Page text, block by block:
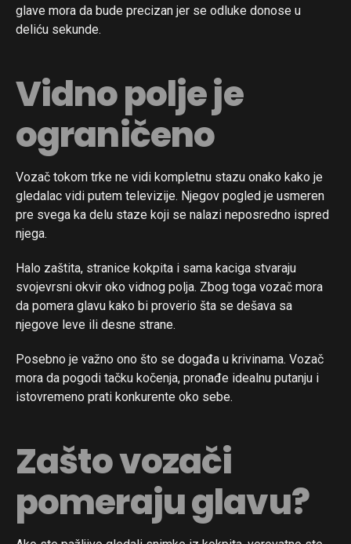
glave mora da bude precizan jer se odluke donose u
deliću sekunde.
Vidno polje je
ograničeno
Vozač tokom trke ne vidi kompletnu stazu onako kako je
gledalac vidi putem televizije. Njegov pogled je usmeren
pre svega ka delu staze koji se nalazi neposredno ispred
njega.
Halo zaštita, stranice kokpita i sama kaciga stvaraju
svojevrsni okvir oko vidnog polja. Zbog toga vozač mora
da pomera glavu kako bi proverio šta se dešava sa
njegove leve ili desne strane.
Posebno je važno ono što se događa u krivinama. Vozač
mora da pogodi tačku kočenja, pronađe idealnu putanju i
istovremeno prati konkurente oko sebe.
Zašto vozači
pomeraju glavu?